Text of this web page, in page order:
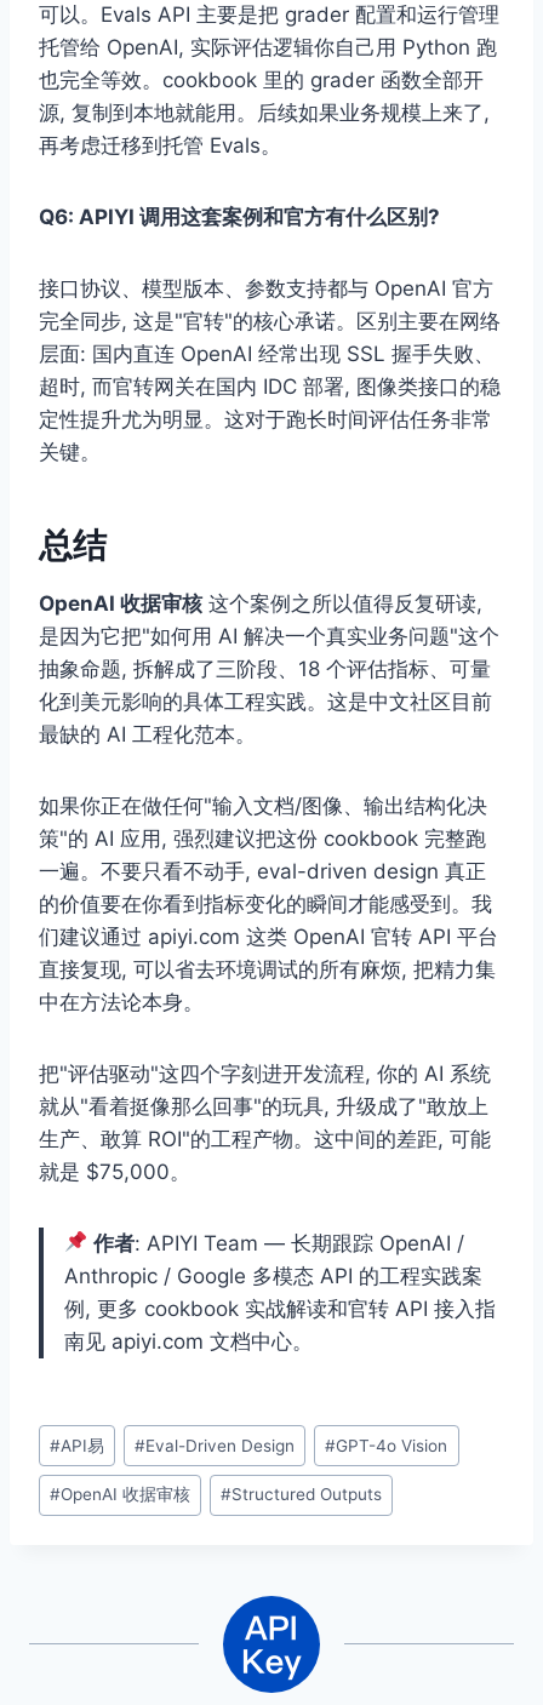
可以。Evals API 主要是把 grader 配置和运行管理
托管给 OpenAI, 实际评估逻辑你自己用 Python 跑
也完全等效。cookbook 里的 grader 函数全部开
源, 复制到本地就能用。后续如果业务规模上来了,
再考虑迁移到托管 Evals。
Q6: APIYI 调用这套案例和官方有什么区别?
接口协议、模型版本、参数支持都与 OpenAI 官方
完全同步, 这是"官转"的核心承诺。区别主要在网络
层面: 国内直连 OpenAI 经常出现 SSL 握手失败、
超时, 而官转网关在国内 IDC 部署, 图像类接口的稳
定性提升尤为明显。这对于跑长时间评估任务非常
关键。
总结
OpenAI 收据审核这个案例之所以值得反复研读,
是因为它把"如何用 AI 解决一个真实业务问题"这个
抽象命题, 拆解成了三阶段、18 个评估指标、可量
化到美元影响的具体工程实践。这是中文社区目前
最缺的 AI 工程化范本。
如果你正在做任何"输入文档/图像、输出结构化决
策"的 AI 应用, 强烈建议把这份 cookbook 完整跑
一遍。不要只看不动手, eval-driven design 真正
的价值要在你看到指标变化的瞬间才能感受到。我
们建议通过 apiyi.com 这类 OpenAI 官转 API 平台
直接复现, 可以省去环境调试的所有麻烦, 把精力集
中在方法论本身。
把"评估驱动"这四个字刻进开发流程, 你的 AI 系统
就从"看着挺像那么回事"的玩具, 升级成了"敢放上
生产、敢算 ROI"的工程产物。这中间的差距, 可能
就是 $75,000。
作者: APIYI Team — 长期跟踪 OpenAI /
Anthropic / Google 多模态 API 的工程实践案
例, 更多 cookbook 实战解读和官转 API 接入指
南见 apiyi.com 文档中心。
文
章
标
#API易 #Eval-Driven Design #GPT-4o Vision
#OpenAI 收据审核 #Structured Outputs